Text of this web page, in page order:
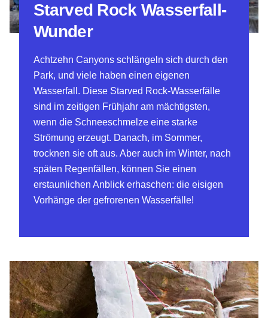
Starved Rock Wasserfall-
Wunder
Achtzehn Canyons schlängeln sich durch den
Park, und viele haben einen eigenen
Wasserfall. Diese Starved Rock-Wasserfälle
sind im zeitigen Frühjahr am mächtigsten,
wenn die Schneeschmelze eine starke
Strömung erzeugt. Danach, im Sommer,
trocknen sie oft aus. Aber auch im Winter, nach
späten Regenfällen, können Sie einen
erstaunlichen Anblick erhaschen: die eisigen
Vorhänge der gefrorenen Wasserfälle!